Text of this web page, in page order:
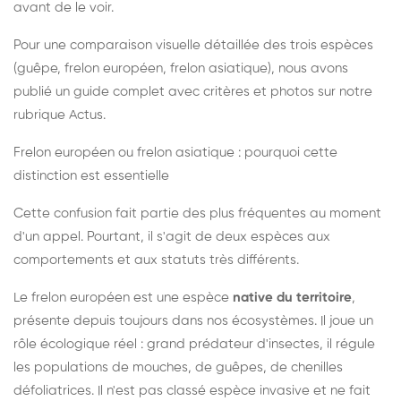
avant de le voir.
Pour une comparaison visuelle détaillée des trois espèces
(guêpe, frelon européen, frelon asiatique), nous avons
publié un guide complet avec critères et photos sur notre
rubrique Actus.
Frelon européen ou frelon asiatique : pourquoi cette
distinction est essentielle
Cette confusion fait partie des plus fréquentes au moment
d'un appel. Pourtant, il s'agit de deux espèces aux
comportements et aux statuts très différents.
Le frelon européen est une espèce native du territoire,
présente depuis toujours dans nos écosystèmes. Il joue un
rôle écologique réel : grand prédateur d'insectes, il régule
les populations de mouches, de guêpes, de chenilles
défoliatrices. Il n'est pas classé espèce invasive et ne fait